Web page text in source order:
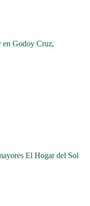
en Godoy Cruz,
El Hogar del Sol